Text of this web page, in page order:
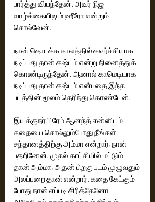
பார்த்து வியந்தேன். அவர் நிஜ
வாழ்க்கையிலும் ஹீரோ என்றும்
சொல்வேன்.
நான் தொடக்க காலத்தில் கவர்ச்சியாக
நடிப்பது தான் கஷ்டம் என்று நினைத்துக்
கொண்டிருந்தேன். ஆனால் காமெடியாக
நடிப்பது தான் கஷ்டம் என்பதை இந்த
படத்தின் மூலம் தெரிந்து கொண்டேன்.
இயக்குநர் பிரேம் ஆனந்த் என்னிடம்
கதையை சொல்லும்போது நீங்கள்
சந்தானத்திற்கு அம்மா என்றார், நான்
பதறினேன். முதல் காட்சியில் மட்டும்
தான் அம்மா, அதன் பிறகு படம் முழுவதும்
அலப்பறை தான் என்றார். கதை கேட்கும்
போது நான் எப்படி சிரித்தேனோ